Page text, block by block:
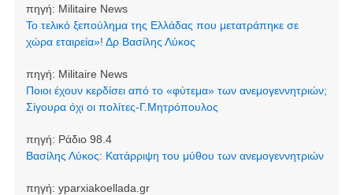
πηγή: Militaire News
Το τελικό ξεπούλημα της Ελλάδας που μετατράπηκε σε
χώρα εταιρεία»! Δρ Βασίλης Λύκος
πηγή: Militaire News
Ποιοι έχουν κερδίσει από το «φύτεμα» των ανεμογεννητριών;
Σίγουρα όχι οι πολίτες-Γ.Μητρόπουλος
πηγή: Ράδιο 98.4
Βασίλης Λύκος: Κατάρριψη του μύθου των ανεμογεννητριών
πηγή: yparxiakoellada.gr